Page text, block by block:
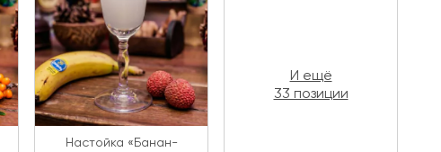
Настойка «Банан-
И ещё
33 позиции